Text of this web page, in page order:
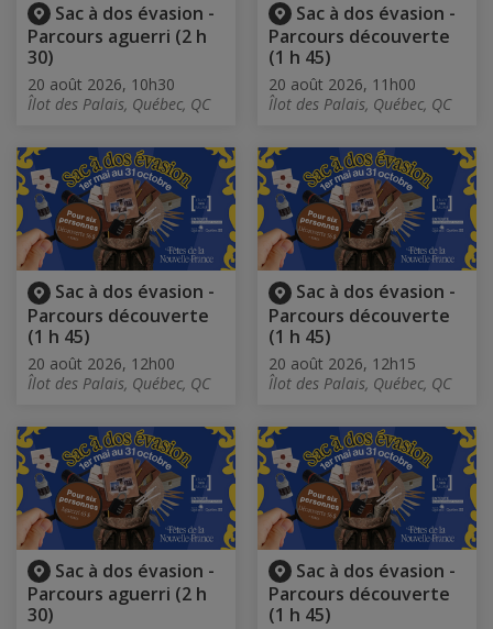
Sac à dos évasion -
Parcours aguerri (2 h
30)
20 août 2026, 10h30
Îlot des Palais, Québec, QC
Sac à dos évasion -
Parcours découverte
(1 h 45)
20 août 2026, 11h00
Îlot des Palais, Québec, QC
Sac à dos évasion -
Parcours découverte
(1 h 45)
20 août 2026, 12h00
Îlot des Palais, Québec, QC
Sac à dos évasion -
Parcours découverte
(1 h 45)
20 août 2026, 12h15
Îlot des Palais, Québec, QC
Sac à dos évasion -
Parcours aguerri (2 h
30)
Sac à dos évasion -
Parcours découverte
(1 h 45)